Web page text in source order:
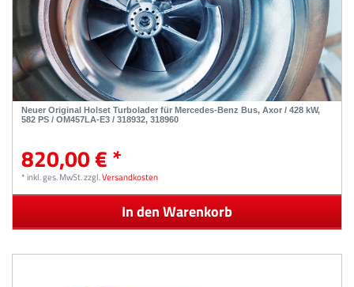
Neuer Original Holset Turbolader für Mercedes-Benz Bus, Axor / 428 kW,
582 PS / OM457LA-E3 / 318932, 318960
820,00 € *
*inkl. ges. MwSt.zzgl.Versandkosten
In den Warenkorb